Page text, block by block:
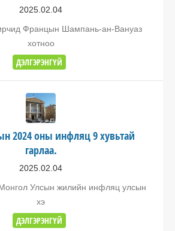
2025.02.04
Францын Шампань-ан-Вануаз
хотноо
ДЭЛГЭРЭНГҮЙ
2024 оны инфляц 9 хувьтай
гарлаа.
2025.02.04
Улсын жилийн инфляц улсын
хэ
ДЭЛГЭРЭНГҮЙ